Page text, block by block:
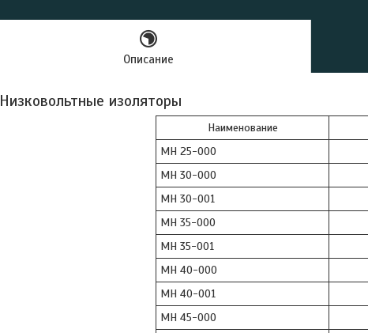
Описание
Низковольтные изоляторы
Наименование
МН 25-000
МН 30-000
МН 30-001
МН 35-000
МН 35-001
МН 40-000
МН 40-001
МН 45-000